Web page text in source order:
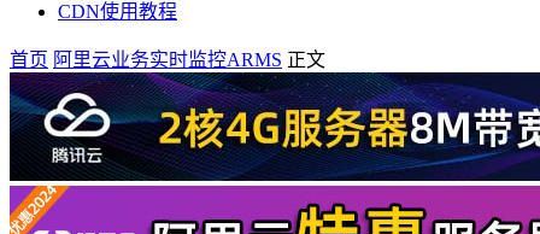
CDN使用教程
首页 阿里云业务实时监控ARMS 正文